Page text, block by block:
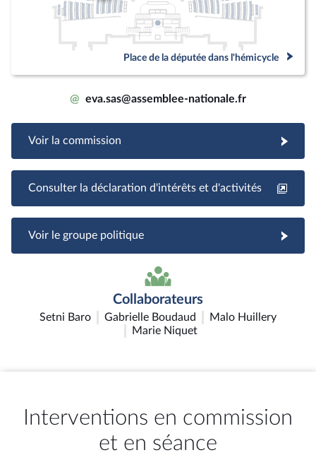
Place de la députée dans l'hémicycle
@ eva.sas@assemblee-nationale.fr
Voir la commission
Consulter la déclaration d'intérêts et d'activités
Voir le groupe politique
Collaborateurs
Setni Baro Gabrielle Boudaud
Malo Huillery
Marie Niquet
Interventions en commission
et en séance